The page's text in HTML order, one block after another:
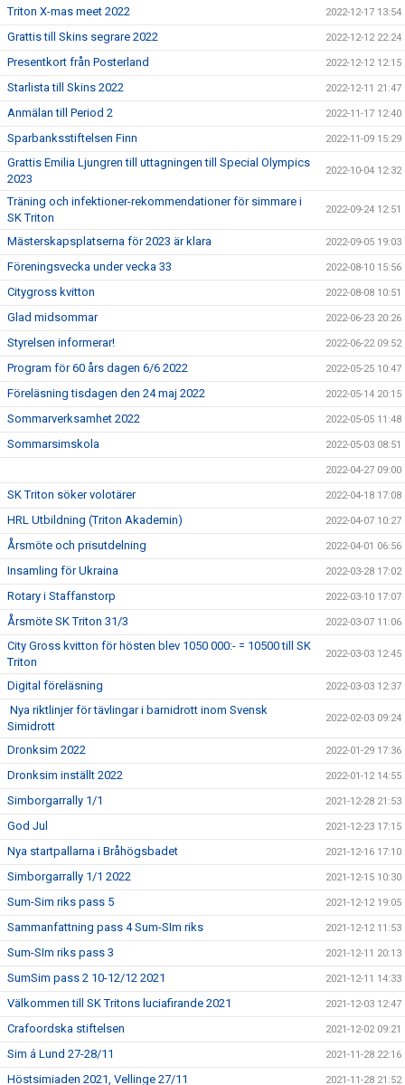
Triton X-mas meet 2022 2022-12-17 13:54
Grattis till Skins segrare 2022 2022-12-12 22:24
Presentkort från Posterland 2022-12-12 12:15
Starlista till Skins 2022 2022-12-11 21:47
Anmälan till Period 2 2022-11-17 12:40
Sparbanksstiftelsen Finn 2022-11-09 15:29
Grattis Emilia Ljungren till uttagningen till Special Olympics
2023
2022-10-04 12:32
Träning och infektioner-rekommendationer för simmare i
SK Triton
2022-09-24 12:51
Mästerskapsplatserna för 2023 är klara 2022-09-05 19:03
Föreningsvecka under vecka 33 2022-08-10 15:56
Citygross kvitton 2022-08-08 10:51
Glad midsommar 2022-06-23 20:26
Styrelsen informerar! 2022-06-22 09:52
Program för 60 års dagen 6/6 2022 2022-05-25 10:47
Föreläsning tisdagen den 24 maj 2022 2022-05-14 20:15
Sommarverksamhet 2022 2022-05-05 11:48
Sommarsimskola 2022-05-03 08:51
2022-04-27 09:00
SK Triton söker volotärer 2022-04-18 17:08
HRL Utbildning (Triton Akademin) 2022-04-07 10:27
Årsmöte och prisutdelning 2022-04-01 06:56
Insamling för Ukraina 2022-03-28 17:02
Rotary i Staffanstorp 2022-03-10 17:07
Årsmöte SK Triton 31/3 2022-03-07 11:06
City Gross kvitton för hösten blev 1050 000:- = 10500 till SK
Triton
2022-03-03 12:45
Digital föreläsning 2022-03-03 12:37
Nya riktlinjer för tävlingar i barnidrott inom Svensk
Simidrott
2022-02-03 09:24
Dronksim 2022 2022-01-29 17:36
Dronksim inställt 2022 2022-01-12 14:55
Simborgarrally 1/1 2021-12-28 21:53
God Jul 2021-12-23 17:15
Nya startpallarna i Bråhögsbadet 2021-12-16 17:10
Simborgarrally 1/1 2022 2021-12-15 10:30
Sum-Sim riks pass 5 2021-12-12 19:05
Sammanfattning pass 4 Sum-SIm riks 2021-12-12 11:53
Sum-SIm riks pass 3 2021-12-11 20:13
SumSim pass 2 10-12/12 2021 2021-12-11 14:33
Välkommen till SK Tritons luciafirande 2021 2021-12-03 12:47
Crafoordska stiftelsen 2021-12-02 09:21
Sim á Lund 27-28/11 2021-11-28 22:16
Höstsimiaden 2021, Vellinge 27/11 2021-11-28 21:52